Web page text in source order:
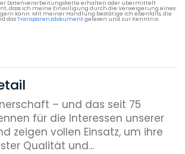
Datenverarbeitungskette erhalten oder übermittelt
dass ich meine Einwilligung durch die Verweigerung eines
kann. Mit meiner Handlung bestätige ich ebenfalls, die
dasTransparenzdokumentgelesen und zur Kenntnis
– und das seit 75
für die Interessen unserer
zeigen vollen Einsatz, um ihre
Qualität und...